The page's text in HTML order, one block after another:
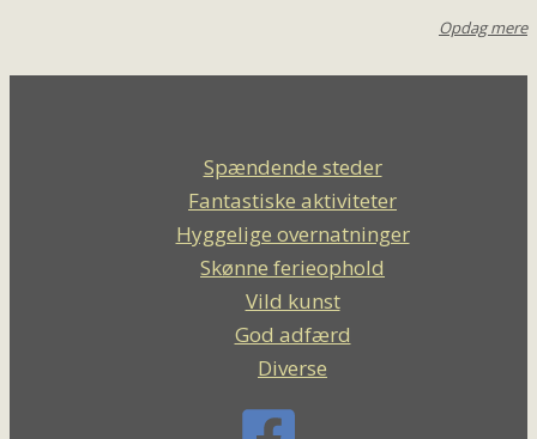
Opdag mere
Spændende steder
Fantastiske aktiviteter
Hyggelige overnatninger
Skønne ferieophold
Vild kunst
God adfærd
Diverse